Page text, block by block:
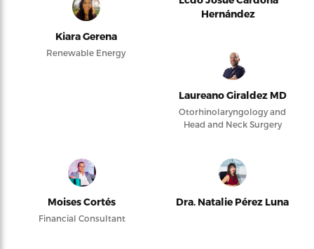
Kiara Gerena
Renewable Energy
Hernández
Laureano Giraldez MD
Otorhinolaryngology and
Head and Neck Surgery
Moises Cortés
Financial Consultant
Dra. Natalie Pérez Luna